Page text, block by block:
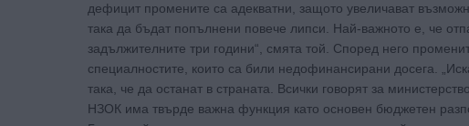
дефицит промените са адекватни, защото увеличават
така да бъдат попълнени повече липси. Най-важното е, че
задължителните три години“, смята той. Според него
специалностите, които са били недофинансирани досега.
така, че да останат в страната. Всички говорят за
НЗОК има твърде важна функция като основен бюджетен